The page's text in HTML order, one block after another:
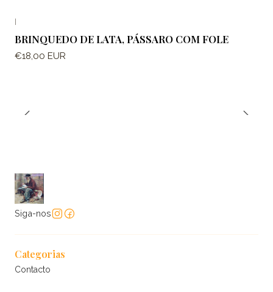
BRINQUEDO DE LATA, PÁSSARO COM FOLE
€18,00 EUR
Siga-nos
Categorias
Contacto